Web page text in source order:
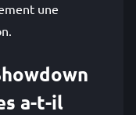
une
a-t-il